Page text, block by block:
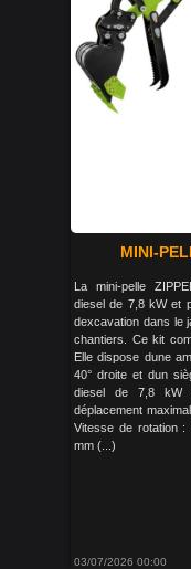
MINI-
La mini-pelle
diesel de 7,8 kW et
dexcavation dans le
chantiers. Ce kit
Elle dispose dune
40° droite et dun
diesel de 7,8 kW
déplacement
Vitesse de rotation :
mm (...)
03/07/2026 00:00